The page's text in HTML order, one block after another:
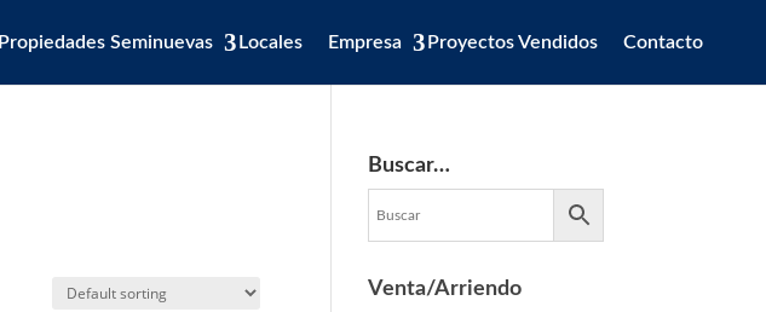
Propiedades Seminuevas Locales Empresa Proyectos Vendidos Contacto
Buscar…
Venta/Arriendo